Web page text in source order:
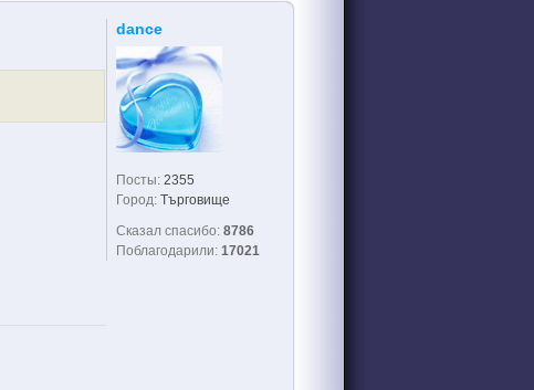
dance
Посты: 2355
Город: Търговище
Сказал спасибо: 8786
Поблагодарили: 17021